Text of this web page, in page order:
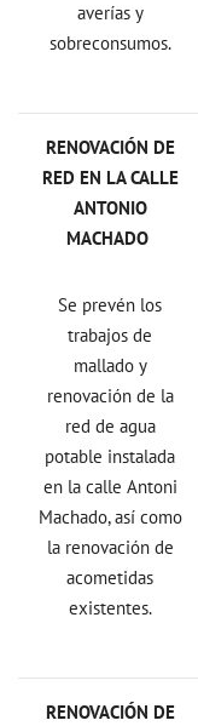
averías y
sobreconsumos.
RENOVACIÓN DE
RED EN LA CALLE
ANTONIO
MACHADO
Se prevén los
trabajos de
mallado y
renovación de la
red de agua
potable instalada
en la calle Antoni
Machado, así como
la renovación de
acometidas
existentes.
RENOVACIÓN DE